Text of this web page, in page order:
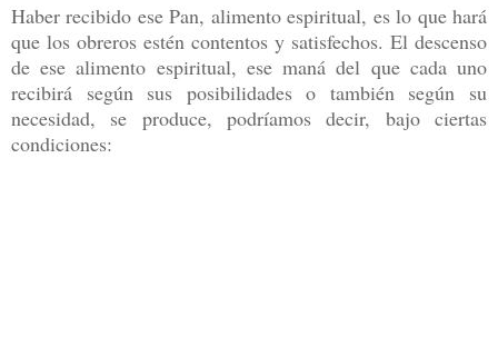
Haber recibido ese Pan, alimento espiritual, es lo que hará
que los obreros estén contentos y satisfechos. El descenso
de ese alimento espiritual, ese maná del que cada uno
recibirá según sus posibilidades o también según su
necesidad, se produce, podríamos decir, bajo ciertas
condiciones: